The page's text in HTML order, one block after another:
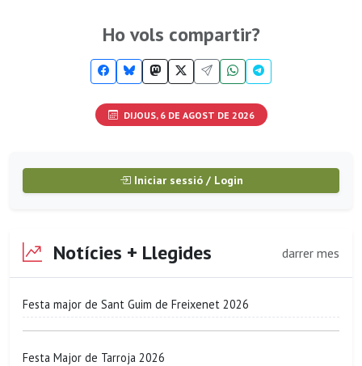
Ho vols compartir?
DIJOUS, 6 DE AGOST DE 2026
Iniciar sessió / Login
Notícies + Llegides darrer mes
Festa major de Sant Guim de Freixenet 2026
Festa Major de Tarroja 2026